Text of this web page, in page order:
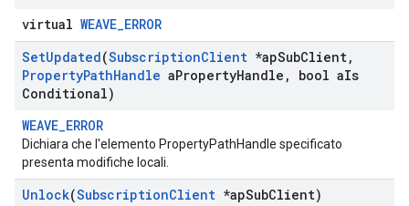
virtual WEAVE_ERROR
SetUpdated(SubscriptionClient *apSubClient,
PropertyPathHandle aPropertyHandle , bool aIs
Conditional)
WEAVE_ERROR
Dichiara che l'elemento PropertyPathHandle specificato
presenta modifiche locali.
Unlock(SubscriptionClient *apSubClient)